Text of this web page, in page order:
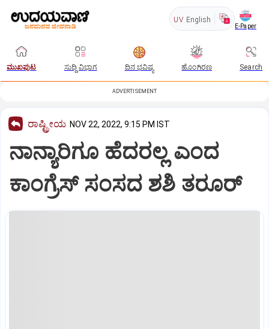
UV English
E-Paper
ಮುಖಪುಟ ಸುದ್ದಿ ವಿಭಾಗ ದಿನ ಭವಿಷ್ಯ ಹೊಂಗಿರಣ Search
ADVERTISEMENT
ರಾಷ್ಟ್ರೀಯ NOV 22, 2022, 9:15 PM IST
ನಾನ್ಯಾರಿಗೂ ಹೆದರಲ್ಲ ಎಂದ
ಕಾಂಗ್ರೆಸ್‌ ಸಂಸದ ಶಶಿ ತರೂರ್‌